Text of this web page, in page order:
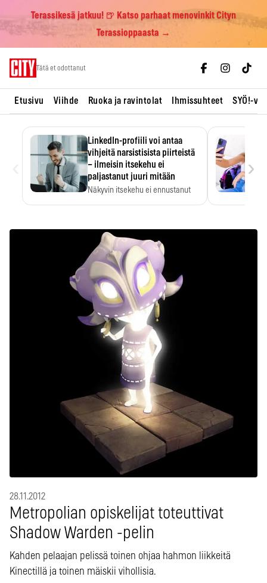
Terassikesä jatkuu! 🍺 Katso parhaat menovinkit Cityn
Terassioppaasta →
Tätä et odottanut
Etusivu Viihde Ruoka ja ravintolat Ihmissuhteet SYÖ!-
LinkedIn-profiili voi antaa
vihjeitä narsistisista piirteistä
– ilmeisin itsekehu ei
paljastanut juuri mitään
Näkyvin itsekehu ei ennustanut
›
28.11.2012
Metropolian opiskelijat toteuttivat
Shadow Warden -pelin
Kahden pelaajan pelissä toinen ohjaa hahmon liikkeitä
Kinectillä ja toinen mäiskii vihollisia.